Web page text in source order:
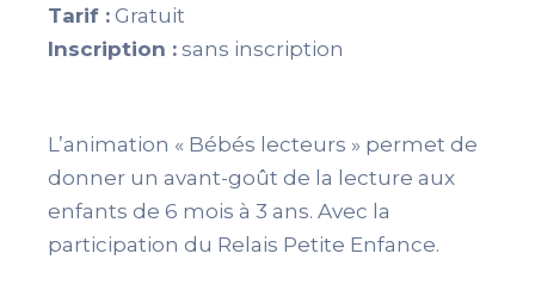
Tarif : Gratuit
Inscription : sans inscription
L’animation « Bébés lecteurs » permet de
donner un avant-goût de la lecture aux
enfants de 6 mois à 3 ans. Avec la
participation du Relais Petite Enfance.